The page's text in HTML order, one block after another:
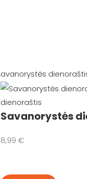
dienoraštis
Savanorystės
8,99€